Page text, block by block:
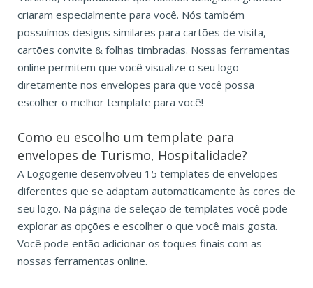
criaram especialmente para você. Nós também
possuímos designs similares para cartões de visita,
cartões convite & folhas timbradas. Nossas ferramentas
online permitem que você visualize o seu logo
diretamente nos envelopes para que você possa
escolher o melhor template para você!
Como eu escolho um template para
envelopes de Turismo, Hospitalidade?
A Logogenie desenvolveu 15 templates de envelopes
diferentes que se adaptam automaticamente às cores de
seu logo. Na página de seleção de templates você pode
explorar as opções e escolher o que você mais gosta.
Você pode então adicionar os toques finais com as
nossas ferramentas online.